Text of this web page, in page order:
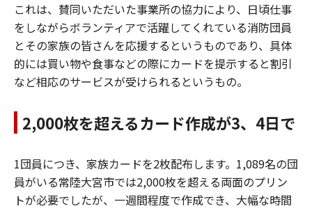
これは、賛同いただいた事業所の協力により、日頃仕事
をしながらボランティアで活躍してくれている消防団員
とその家族の皆さんを応援するというものであり、具体
的には買い物や食事などの際にカードを提示すると割引
など相応のサービスが受けられるというもの。
2,000枚を超えるカード作成が3、4日で
1団員につき、家族カードを2枚配布します。1,089名の団
員がいる常陸大宮市では2,000枚を超える両面のプリン
トが必要でしたが、一週間程度で作成でき、大幅な時間